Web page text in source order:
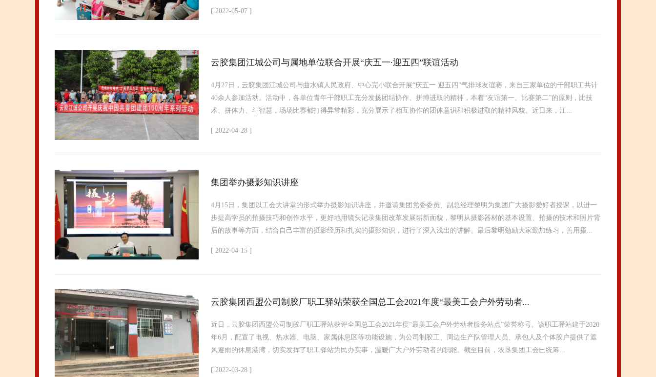
[ 2022-05-07 ]
云胶集团江城公司与属地单位联合开展“庆五一∙迎五四”联谊活动
4月27日，云胶集团江城公司与曲水镇人民政府、中心完小联合开展“庆五一∙迎五四”气排球友谊赛，来自三家单位的干部职工共计
40余人参加活动。活动中，各单位青年干部职工充分发扬团结协作、拼搏进取的精神，本着“友谊第一、比赛第二”的原则，比技
术、拼体力、斗智慧，场场比赛都打得异常精彩，充分展示了相互协作的团体意识和积极进取的精神风貌。近日来，江...
[ 2022-04-28 ]
集团举办摄影知识讲座
4月15日，集团以工会大讲堂的形式举办摄影知识讲座，并邀请集团党委委员、副总经理黎明为集团广大摄影爱好者授课，以进一
步提高学员的拍摄技巧和创作水平，更好地用镜头记录集团改革发展崭新面貌，黎明从摄影器材的基本设置、拍摄的技术和照片背
后的故事等方面，结合自己丰富的摄影经历和扎实的摄影知识，进行了深入浅出的讲解。最后黎明勉励大家勤加练习，善用摄...
[ 2022-04-15 ]
云胶集团西盟公司制胶厂职工驿站荣获全国总工会2021年度“最美工会户外劳动者...
近日，云胶集团西盟公司制胶厂职工驿站获评全国总工会2021年度“最美工会户外劳动者服务站点”荣誉称号。该职工驿站建于2020
年6月，配置了电视、热水器、电脑、家属休息区等功能设施，为公司制胶工、周边生产队管理人员、承包人及个体胶户提供了遮
风避雨的休息港湾，切实发挥了职工驿站为民办实事，温暖广大户外劳动者的职能。截至目前，农垦集团工会已统筹...
[ 2022-03-28 ]